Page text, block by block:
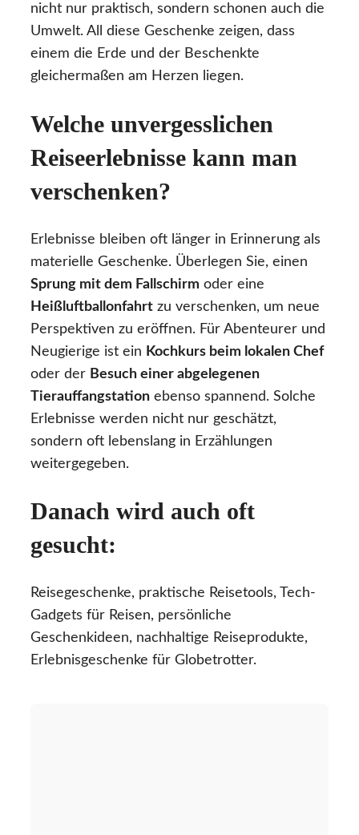
nicht nur praktisch, sondern schonen auch die
Umwelt. All diese Geschenke zeigen, dass
einem die Erde und der Beschenkte
gleichermaßen am Herzen liegen.
Welche unvergesslichen
Reiseerlebnisse kann man
verschenken?
Erlebnisse bleiben oft länger in Erinnerung als
materielle Geschenke. Überlegen Sie, einen
Sprung mit dem Fallschirm oder eine
Heißluftballonfahrt zu verschenken, um neue
Perspektiven zu eröffnen. Für Abenteurer und
Neugierige ist ein Kochkurs beim lokalen Chef
oder der Besuch einer abgelegenen
Tierauffangstation ebenso spannend. Solche
Erlebnisse werden nicht nur geschätzt,
sondern oft lebenslang in Erzählungen
weitergegeben.
Danach wird auch oft
gesucht:
Reisegeschenke, praktische Reisetools, Tech-
Gadgets für Reisen, persönliche
Geschenkideen, nachhaltige Reiseprodukte,
Erlebnisgeschenke für Globetrotter.